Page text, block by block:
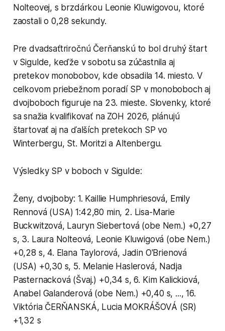
Nolteovej, s brzdárkou Leonie Kluwigovou, ktoré
zaostali o 0,28 sekundy.
Pre dvadsaťtriročnú Čerňanskú to bol druhý štart
v Sigulde, keďže v sobotu sa zúčastnila aj
pretekov monobobov, kde obsadila 14. miesto. V
celkovom priebežnom poradí SP v monoboboch aj
dvojboboch figuruje na 23. mieste. Slovenky, ktoré
sa snažia kvalifikovať na ZOH 2026, plánujú
štartovať aj na ďalších pretekoch SP vo
Winterbergu, St. Moritzi a Altenbergu.
Výsledky SP v boboch v Sigulde:
Ženy, dvojboby: 1. Kaillie Humphriesová, Emily
Rennová (USA) 1:42,80 min, 2. Lisa-Marie
Buckwitzová, Lauryn Siebertová (obe Nem.) +0,27
s, 3. Laura Nolteová, Leonie Kluwigová (obe Nem.)
+0,28 s, 4. Elana Taylorová, Jadin O'Brienová
(USA) +0,30 s, 5. Melanie Haslerová, Nadja
Pasternacková (Švaj.) +0,34 s, 6. Kim Kalickiová,
Anabel Galanderová (obe Nem.) +0,40 s, ..., 16.
Viktória ČERŇANSKÁ, Lucia MOKRÁŠOVÁ (SR)
+1,32 s